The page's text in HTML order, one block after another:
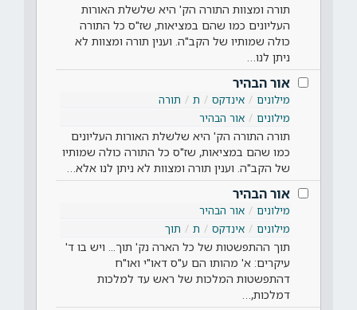
תורה ומצוות התורה הק' היא שלשלת האורות
העליונים כמו שהם במציאות, שז"ס כל התורה
כולה שמותיו של הקב"ה. וענין תורה ומצוות לא
ניתן לנו…
אור הבהיר
מילונים אינדקס ת
תורה
מילונים
אור הבהיר
תורה התורה הק' היא שלשלת האורות העליונים
כמו שהם במציאות, שז"ס כל התורה כולה שמותיו
של הקב"ה. וענין תורה ומצוות לא ניתן לנו אלא…
אור הבהיר
מילונים
אור הבהיר
מילונים
אינדקס ת תוך
תוך ההתפשטות של כל הארה נק' תוך... ויש בו ד'
עיקרים: א' מהותו הם ע"ס דאו"י ואו"ח
דהתפשטות המלכות של ראש עד למלכות
דמלכות,…